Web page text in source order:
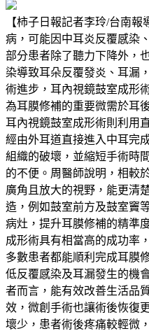
【柿子日報記者李玲/台南
病，可能因中耳炎反覆感染
部分患者除了聽力下降外，
染導致耳朵反覆發炎、耳漏
術進步，耳內視鏡鼓室成形
為耳膜修補的重要微需於耳
耳內視鏡鼓室成形術則利用
經由外耳道直接進入中耳完
組織的破壞，並縮短手術時
的不便。周醫師說明，相較
廣角且放大的視野，能更清
造，例如鼓室前方及鼓室竇
病灶，提升耳膜修補的精準
成形術具有相當高的成功率
多數患者都能順利完成耳膜
低反覆感染及耳漏發生的機
者而言，能有效改善生活品
效，微創手術也讓術後恢復
壞少，患者術後疼痛較輕微